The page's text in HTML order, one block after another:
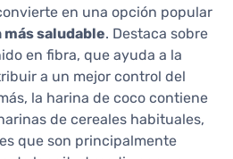
en una opción popular
saludable. Destaca sobre
en fibra, que ayuda a la
a un mejor control del
la harina de coco contiene
de cereales habituales,
que son principalmente